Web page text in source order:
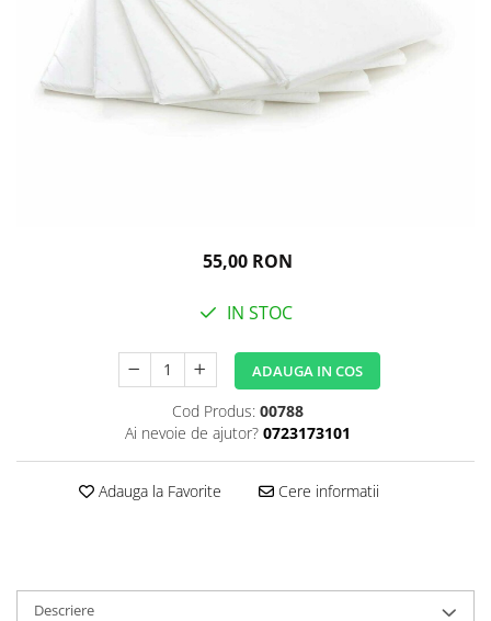
55,00 RON
IN STOC
ADAUGA IN COS
Cod Produs: 00788
Ai nevoie de ajutor? 0723173101
Adauga la Favorite Cere informatii
Descriere